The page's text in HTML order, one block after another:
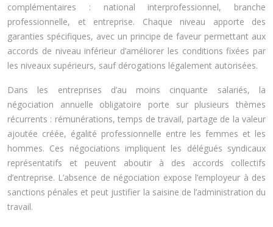
complémentaires : national interprofessionnel, branche
professionnelle, et entreprise. Chaque niveau apporte des
garanties spécifiques, avec un principe de faveur permettant aux
accords de niveau inférieur d’améliorer les conditions fixées par
les niveaux supérieurs, sauf dérogations légalement autorisées.
Dans les entreprises d’au moins cinquante salariés, la
négociation annuelle obligatoire porte sur plusieurs thèmes
récurrents : rémunérations, temps de travail, partage de la valeur
ajoutée créée, égalité professionnelle entre les femmes et les
hommes. Ces négociations impliquent les délégués syndicaux
représentatifs et peuvent aboutir à des accords collectifs
d’entreprise. L’absence de négociation expose l’employeur à des
sanctions pénales et peut justifier la saisine de l’administration du
travail.